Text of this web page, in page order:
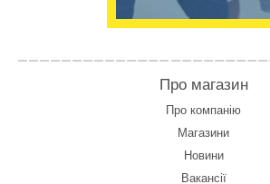
Про магазин
Про компанію
Магазини
Новини
Вакансії